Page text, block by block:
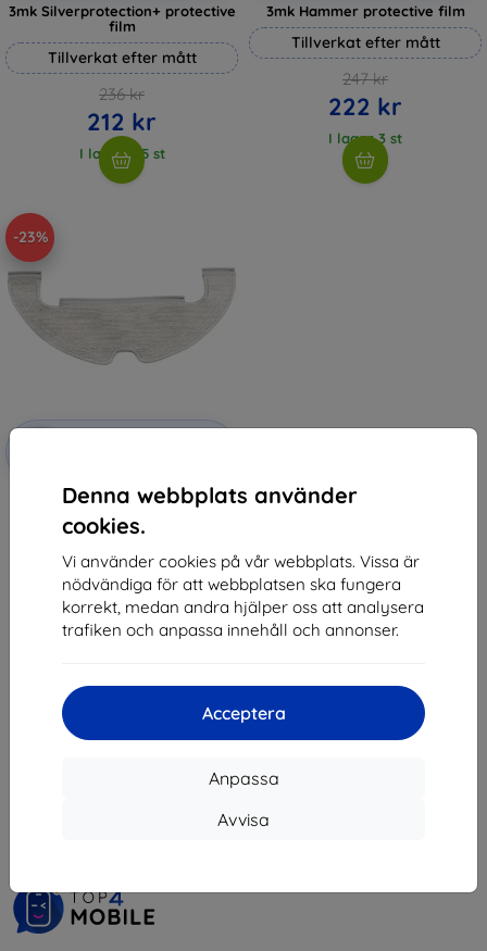
Denna webbplats använder
cookies.
Vi använder cookies på vår webbplats. Vissa är
nödvändiga för att webbplatsen ska fungera
korrekt, medan andra hjälper oss att analysera
trafiken och anpassa innehåll och annonser.
Acceptera
Anpassa
Avvisa
3mk Silverprotection+ protective
film
Tillverkat efter mått
236 kr
212 kr
I lager > 5 st
3mk Hammer protective film
Tillverkat efter mått
247 kr
222 kr
I lager 3 st
-23%
Rabatt
Mop for Dreame Z10
125 kr
I lager > 5 st